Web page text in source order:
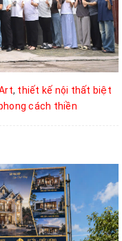
, thiết kế nội thất biệt
cách thiền